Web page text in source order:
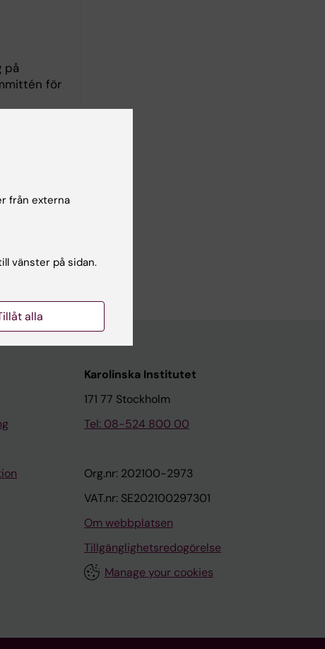
på
för
och
Karolinska Institutet
171 77 Stockholm
Tel: 08-524 800 00
Org.nr: 202100-2973
VAT.nr: SE202100297301
Om webbplatsen
Tillgänglighetsredogörelse
Manage your cookies
från externa
vänster på sidan.
alla